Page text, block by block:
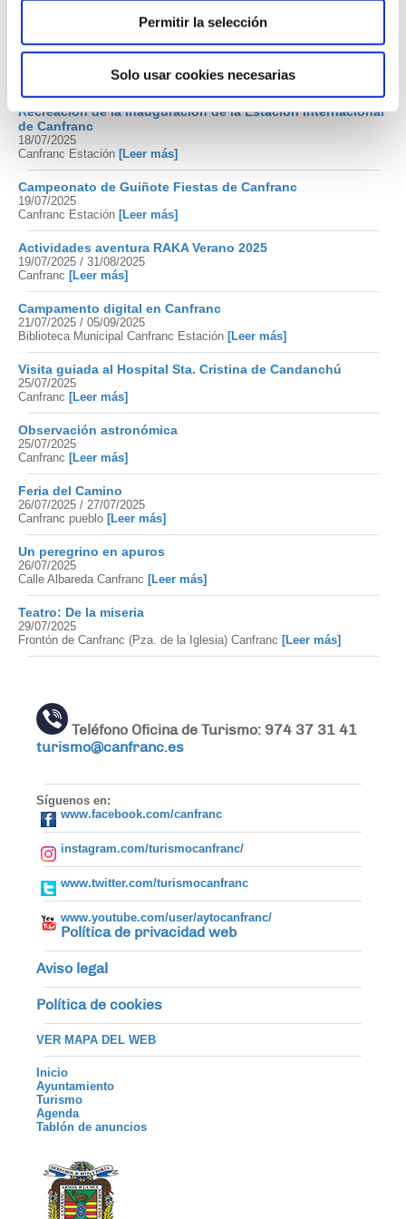
Permitir la selección
Solo usar cookies necesarias
12/07/2025
Albergue Elías Valiña Canfranc pueblo[Leer más]
Exposición Taracea, de Felix Cortina
Torre de Fusileros de Canfranc Canfranc[Leer más]
Recreación de la Inauguración de la Estación Internacional
de Canfranc
18/07/2025
Canfranc Estación [Leer más]
Campeonato de Guiñote Fiestas de Canfranc
19/07/2025
Canfranc Estación [Leer más]
Actividades aventura RAKA Verano 2025
19/07/2025 / 31/08/2025
Canfranc [Leer más]
Campamento digital en Canfranc
21/07/2025 / 05/09/2025
Biblioteca Municipal Canfranc Estación [Leer más]
Visita guiada al Hospital Sta. Cristina de Candanchú
25/07/2025
Canfranc [Leer más]
Observación astronómica
25/07/2025
Canfranc [Leer más]
Feria del Camino
26/07/2025 / 27/07/2025
Canfranc pueblo [Leer más]
Un peregrino en apuros
26/07/2025
Calle Albareda Canfranc [Leer más]
Teatro: De la miseria
29/07/2025
Frontón de Canfranc (Pza. de la Iglesia) Canfranc [Leer más]
Teléfono Oficina de Turismo: 974 37 31 41
turismo@canfranc.es
Síguenos en:
www.facebook.com/canfranc
instagram.com/turismocanfranc/
www.twitter.com/turismocanfranc
www.youtube.com/user/aytocanfranc/
Política de privacidad web
Aviso legal
Política de cookies
VER MAPA DEL WEB
Inicio
Ayuntamiento
Turismo
Agenda
Tablón de anuncios